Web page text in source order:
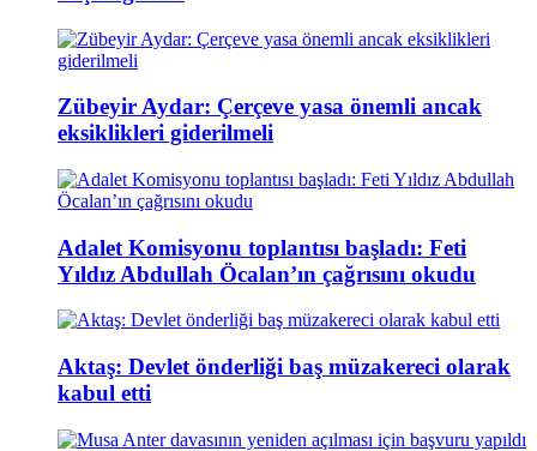
Zübeyir Aydar: Çerçeve yasa önemli ancak
eksiklikleri giderilmeli
Adalet Komisyonu toplantısı başladı: Feti
Yıldız Abdullah Öcalan’ın çağrısını okudu
Aktaş: Devlet önderliği baş müzakereci olarak
kabul etti